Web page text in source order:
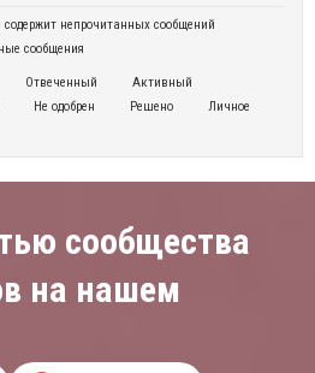
непрочитанных сообщений
сообщения
Отвеченный
Активный
Не одобрен Решено
Личное
сообщества
на нашем